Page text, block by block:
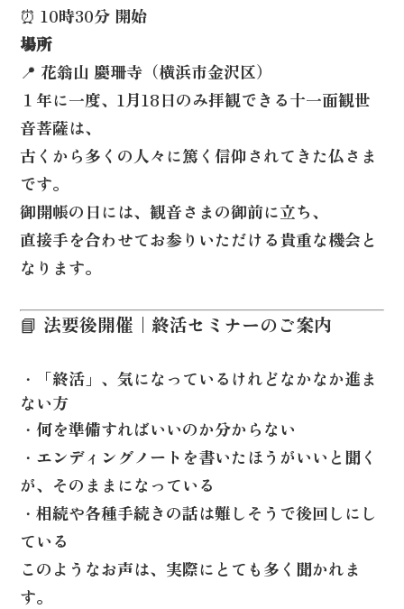
⏰ 10時30分 開始
場所
📍 花翁山 慶珊寺（横浜市金沢区）
１年に一度、1月18日のみ拝観できる十一面観世
音菩薩は、
古くから多くの人々に篤く信仰されてきた仏さま
です。
御開帳の日には、観音さまの御前に立ち、
直接手を合わせてお参りいただける貴重な機会と
なります。
📘 法要後開催｜終活セミナーのご案内
・「終活」、気になっているけれどなかなか進ま
ない方
・何を準備すればいいのか分からない
・エンディングノートを書いたほうがいいと聞く
が、そのままになっている
・相続や各種手続きの話は難しそうで後回しにし
ている
このようなお声は、実際にとても多く聞かれま
す。